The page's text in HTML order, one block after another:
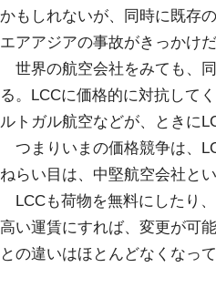
かもしれないが、同時に既存
エアアジアの事故がきっかけ
世界の航空会社をみても、
る。LCCに価格的に対抗して
ルトガル航空などが、ときに
つまりいまの価格競争は、
ねらい目は、中堅航空会社と
LCCも荷物を無料にしたり
高い運賃にすれば、変更が可
との違いはほとんどなくなっ